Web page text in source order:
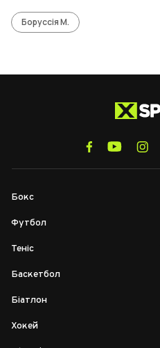
Боруссія М.
Бокс
Футбол
Теніс
Баскетбол
Біатлон
Хокей